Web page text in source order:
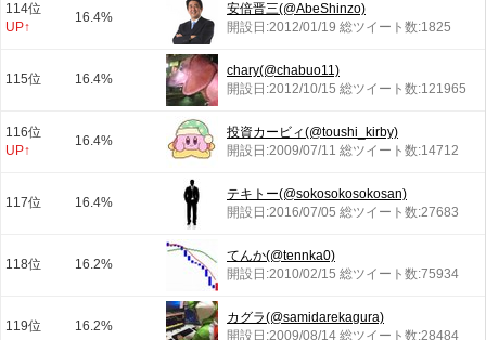
114位
UP↑
16.4%
安倍晋三(@AbeShinzo)
開設日:2012/01/19 総ツイート数:1825
115位 16.4%
chary(@chabuo11)
開設日:2012/10/15 総ツイート数:121965
116位
UP↑
16.4%
投資カービィ(@toushi_kirby)
開設日:2009/07/11 総ツイート数:14712
117位 16.4%
テキトー(@sokosokosokosan)
開設日:2016/07/05 総ツイート数:27683
118位 16.2%
てんか(@tennka0)
開設日:2010/02/15 総ツイート数:75934
119位 16.2%
カグラ(@samidarekagura)
開設日:2009/08/14 総ツイート数:28484